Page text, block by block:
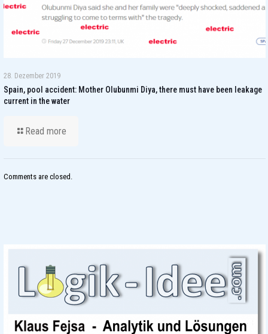
28. Dezember 2019
Spain, pool accident: Mother Olubunmi Diya, there must have been leakage
current in the water
Read more
Comments are closed.